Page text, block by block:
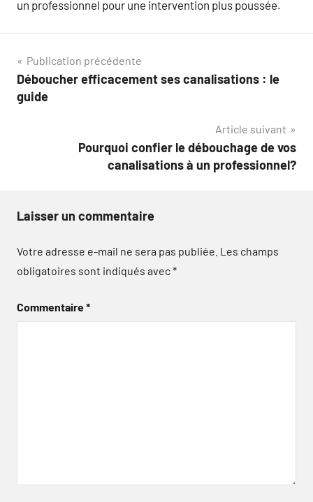
un professionnel pour une intervention plus poussée.
Navigation
de
Publication précédente
Déboucher efficacement ses canalisations : le
guide
Article suivant
Pourquoi confier le débouchage de vos
canalisations à un professionnel?
Laisser un commentaire
Votre adresse e-mail ne sera pas publiée. Les champs
obligatoires sont indiqués avec*
Commentaire*